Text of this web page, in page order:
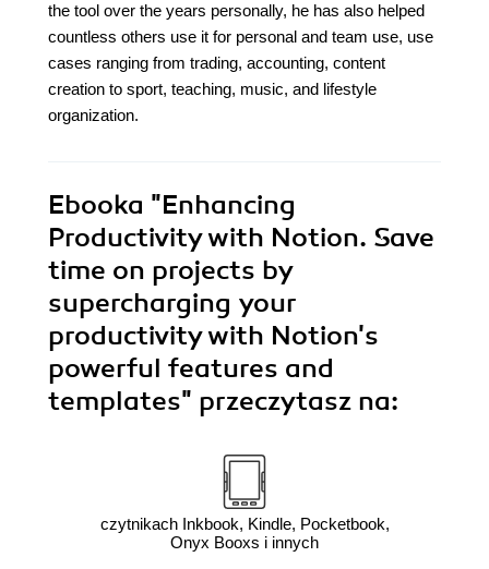
the tool over the years personally, he has also helped
countless others use it for personal and team use, use
cases ranging from trading, accounting, content
creation to sport, teaching, music, and lifestyle
organization.
Ebooka "Enhancing
Productivity with Notion. Save
time on projects by
supercharging your
productivity with Notion's
powerful features and
templates" przeczytasz na:
czytnikach Inkbook, Kindle, Pocketbook,
Onyx Booxs i innych